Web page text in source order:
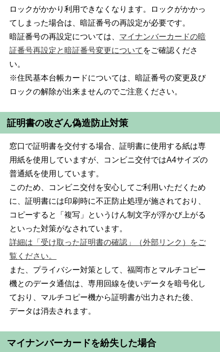
ロックがかかり利用できなくなります。ロックがかかっ
てしまった場合は、暗証番号の再設定が必要です。
暗証番号の再設定については、 マイナンバーカードの暗
証番号再設定と暗証番号変更について をご確認くださ
い。
※住民基本台帳カードについては、暗証番号の変更及び
ロックの解除が出来ませんのでご注意ください。
証明書の改ざん偽造防止対策
窓口で証明書を交付する場合、証明書に使用する紙は専
用紙を使用していますが、コンビニ交付ではA4サイズの
普通紙を使用しています。
このため、コンビニ交付を安心してご利用いただくため
に、証明書には印刷時に不正防止処理が施されており、
コピーすると「複写」というけん制文字が浮かび上がる
といった対策がなされています。
詳細は「受け取った証明書の確認」（外部リンク）をご
覧ください。
また、プライバシー対策として、福岡市とマルチコピー
機とのデータ通信は、専用回線を使いデータを暗号化し
ており、マルチコピー機から証明書が出力された後、
データは消去されます。
マイナンバーカードを紛失した場合